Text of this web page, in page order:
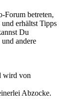
Forum betreten,
erhältst Tipps
Du
andere
wird von
Abzocke.